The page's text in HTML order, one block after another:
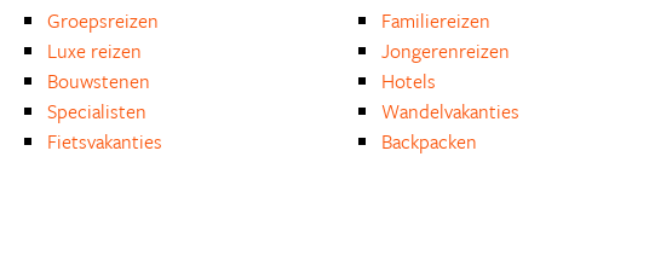
Groepsreizen
Luxe reizen
Bouwstenen
Specialisten
Fietsvakanties
Familiereizen
Jongerenreizen
Hotels
Wandelvakanties
Backpacken